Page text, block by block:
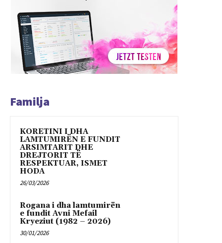
Familja
KORETINI I DHA
LAMTUMIRËN E FUNDIT
ARSIMTARIT DHE
DREJTORIT TË
RESPEKTUAR, ISMET
HODA
26/03/2026
Rogana i dha lamtumirën
e fundit Avni Mefail
Kryeziut (1982 – 2026)
30/01/2026